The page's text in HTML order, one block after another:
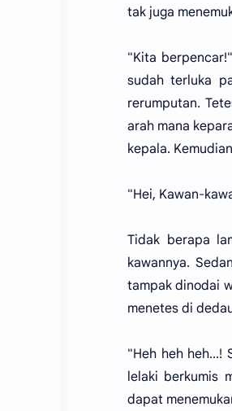
tak juga
"Kita
sudah terluka
rerumputan.
arah mana
kepala.
"Hei, Kawan-
Tidak berapa
kawannya.
tampak dinodai
menetes di
"Heh heh heh...!
lelaki berkumis
dapat